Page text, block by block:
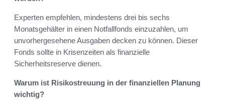
Experten empfehlen, mindestens drei bis sechs
Monatsgehälter in einen Notfallfonds einzuzahlen, um
unvorhergesehene Ausgaben decken zu können. Dieser
Fonds sollte in Krisenzeiten als finanzielle
Sicherheitsreserve dienen.
Warum ist Risikostreuung in der finanziellen Planung
wichtig?